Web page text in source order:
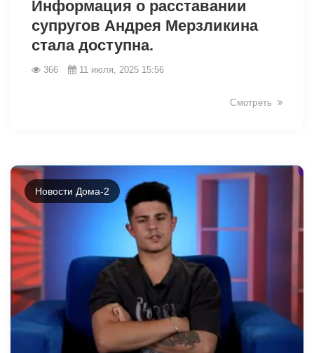
Информация о расставании
супругов Андрея Мерзликина
стала доступна.
366 11 июля, 2025 15:56
Смотреть
Новости Дома-2